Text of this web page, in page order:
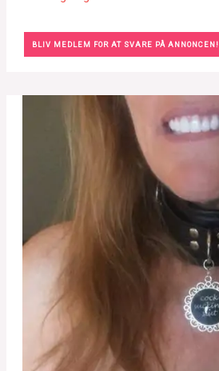
BLIV MEDLEM FOR AT SVARE PÅ ANNONCEN!